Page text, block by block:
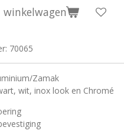
winkelwagen
70065
Zamak
wit, inox look en Chromé